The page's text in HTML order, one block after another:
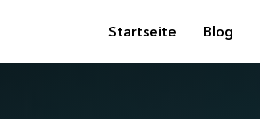
Startseite Blog